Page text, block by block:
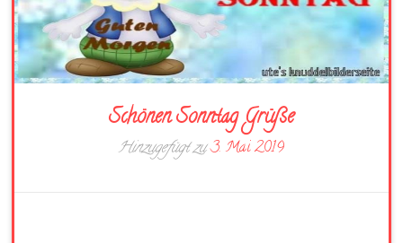
Schönen Sonntag Grüße
Hinzugefügt zu3. Mai 2019